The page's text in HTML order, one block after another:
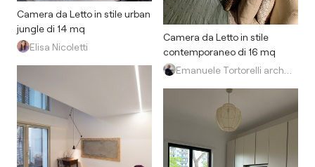
Camera da Letto in stile urban
jungle di 14 mq
Elisa Nicoletti
Camera da Letto in stile
contemporaneo di 16 mq